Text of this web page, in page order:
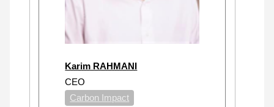
Karim RAHMANI
CEO
Carbon Impact